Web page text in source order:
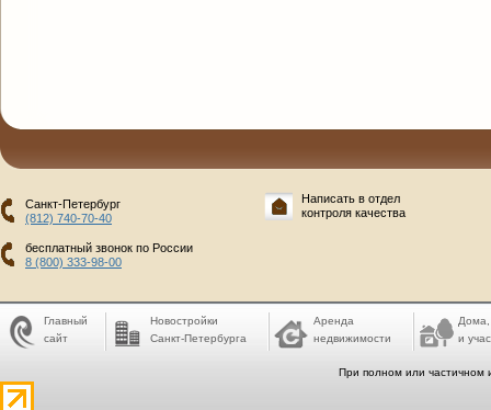
Санкт-Петербург
(812) 740-70-40
бесплатный звонок по России
8 (800) 333-98-00
Написать в отдел
контроля качества
Главный
сайт
Новостройки
Санкт-Петербурга
Аренда
недвижимости
Дома,
и
При полном или частичном